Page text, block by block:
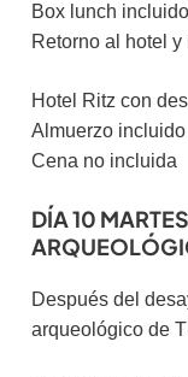
Box lunch incluido
Retorno al hotel
Hotel Ritz con
Almuerzo
Cena no incluida
DÍA 10
Después del
arqueológico de